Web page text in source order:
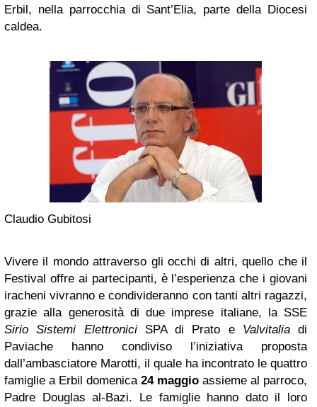
Erbil, nella parrocchia di Sant’Elia, parte della Diocesi
caldea.
Claudio Gubitosi
Vivere il mondo attraverso gli occhi di altri, quello che il
Festival offre ai partecipanti, è l’esperienza che i giovani
iracheni vivranno e condivideranno con tanti altri ragazzi,
grazie alla generosità di due imprese italiane, la SSE
Sirio Sistemi ElettroniciSPA di Prato e Valvitaliadi
Paviache hanno condiviso l’iniziativa proposta
dall’ambasciatore Marotti, il quale ha incontrato le quattro
famiglie a Erbil domenica 24 maggio assieme al parroco,
Padre Douglas al-Bazi. Le famiglie hanno dato il loro